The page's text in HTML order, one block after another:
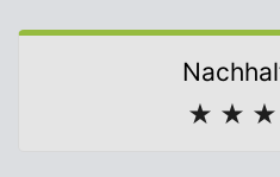
★ ★ ★